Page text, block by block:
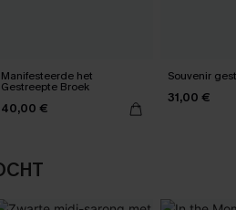
Manifesteerde het
Gestreepte Broek
40,00 €
Souvenir
31,00 €